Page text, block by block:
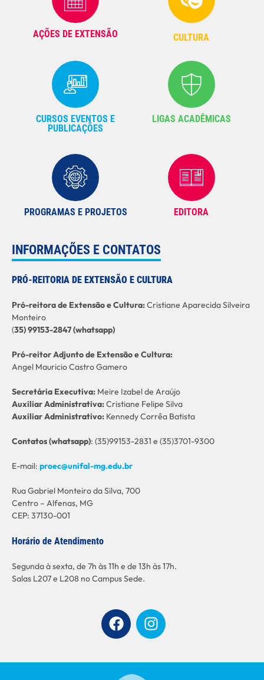
AÇÕES DE EXTENSÃO CULTURA
CURSOS EVENTOS E
PUBLICAÇÕES
LIGAS ACADÊMICAS
PROGRAMAS E PROJETOS EDITORA
INFORMAÇÕES E CONTATOS
PRÓ-REITORIA DE EXTENSÃO E CULTURA
Pró-reitora de Extensão e Cultura:Cristiane Aparecida Silveira
Monteiro
(35) 99153-2847 (whatsapp)
Pró-reitor Adjunto de Extensão e Cultura:
Angel Mauricio Castro Gamero
Secretária Executiva: Meire Izabel de Araújo
Auxiliar Administrativa:Cristiane Felipe Silva
Auxiliar Administrativo: Kennedy Corrêa Batista
Contatos (whatsapp): (35)99153-2831 e (35)3701-9300
E-mail: proec@unifal-mg.edu.br
Rua Gabriel Monteiro da Silva, 700
Centro – Alfenas, MG
CEP: 37130-001
Horário de Atendimento
Segunda à sexta, de 7h às 11h e de 13h às 17h.
Salas L207 e L208 no Campus Sede.